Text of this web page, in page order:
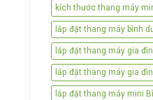
kích thước thang máy
lắp đặt thang máy bình
lắp đặt thang máy gia
lắp đặt thang máy gia
lắp đặt thang máy mini